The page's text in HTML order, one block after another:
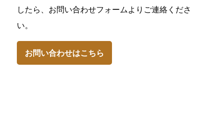
したら、お問い合わせフォームよりご連絡くださ
い。
お問い合わせはこちら